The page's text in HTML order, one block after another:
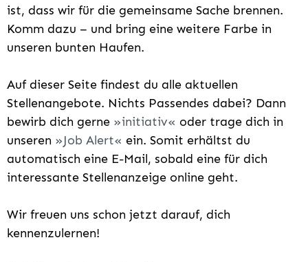
ist, dass wir für die gemeinsame Sache brennen.
Komm dazu – und bring eine weitere Farbe in
unseren bunten Haufen.
Auf dieser Seite findest du alle aktuellen
Stellenangebote. Nichts Passendes dabei? Dann
bewirb dich gerne
initiativ
oder trage dich in
unseren
Job Alert
ein. Somit erhältst du
automatisch eine E-Mail, sobald eine für dich
interessante Stellenanzeige online geht.
Wir freuen uns schon jetzt darauf, dich
kennenzulernen!